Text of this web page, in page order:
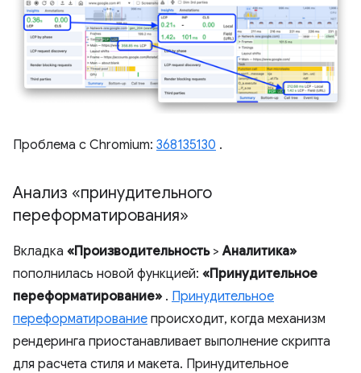
Проблема с Chromium: 368135130 .
Анализ «принудительного
переформатирования»
Вкладка «Производительность>Аналитика»
пополнилась новой функцией: «Принудительное
переформатирование» . Принудительное
переформатирование происходит, когда механизм
рендеринга приостанавливает выполнение скрипта
для расчета стиля и макета. Принудительное